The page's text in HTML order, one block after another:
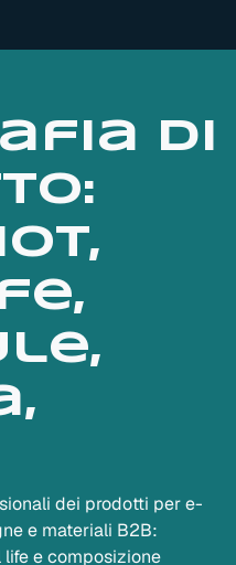
di
dei prodotti per e-
e materiali B2B:
e composizione